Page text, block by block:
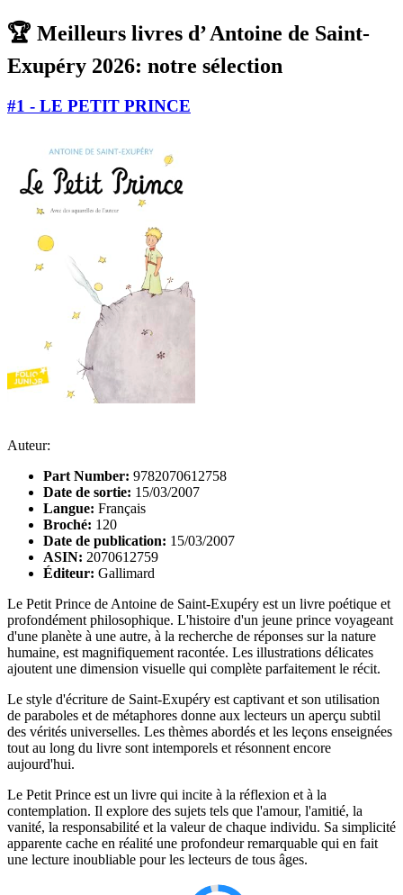
🏆 Meilleurs livres d’ Antoine de Saint-
Exupéry 2026: notre sélection
#1 - LE PETIT PRINCE
Auteur:
Part Number: 9782070612758
Date de sortie: 15/03/2007
Langue: Français
Broché: 120
Date de publication: 15/03/2007
ASIN: 2070612759
Éditeur: Gallimard
Le Petit Prince de Antoine de Saint-Exupéry est un livre poétique et
profondément philosophique. L'histoire d'un jeune prince voyageant
d'une planète à une autre, à la recherche de réponses sur la nature
humaine, est magnifiquement racontée. Les illustrations délicates
ajoutent une dimension visuelle qui complète parfaitement le récit.
Le style d'écriture de Saint-Exupéry est captivant et son utilisation
de paraboles et de métaphores donne aux lecteurs un aperçu subtil
des vérités universelles. Les thèmes abordés et les leçons enseignées
tout au long du livre sont intemporels et résonnent encore
aujourd'hui.
Le Petit Prince est un livre qui incite à la réflexion et à la
contemplation. Il explore des sujets tels que l'amour, l'amitié, la
vanité, la responsabilité et la valeur de chaque individu. Sa simplicité
apparente cache en réalité une profondeur remarquable qui en fait
une lecture inoubliable pour les lecteurs de tous âges.